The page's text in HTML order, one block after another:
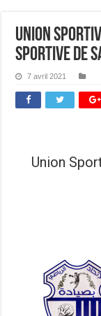
Union
Sportive de
7 avril 2021
Union